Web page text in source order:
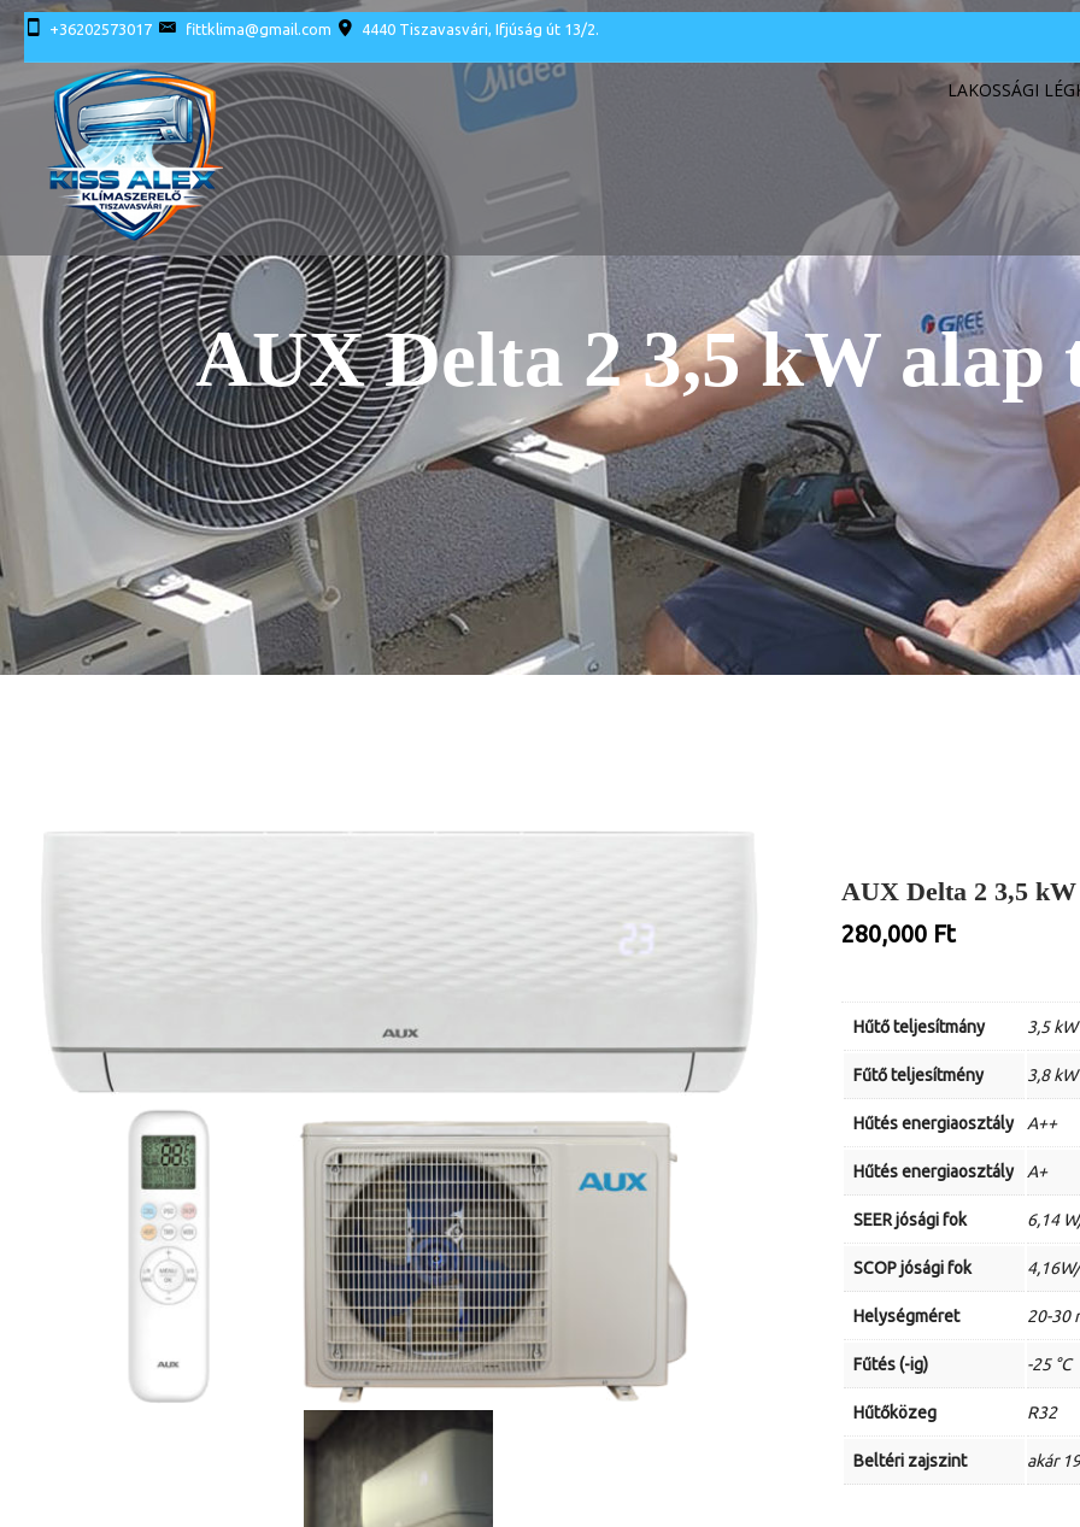
+36202573017 fittklima@gmail.com 4440 Tiszavasvári, Ifjúság út 13/2.
LAKOSSÁGI
AUX Delta 2 3,5 kW alap
AUX Delta 2 3,5
280,000 Ft
Hűtő teljesítmány 3,5 kW
Fűtő teljesítmény 3,8 kW
Hűtés energiaosztály A++
Hűtés energiaosztály A+
SEER jósági fok 6,14
SCOP jósági fok
Helységméret 20-30
Fűtés (-ig) -25 °C
Hűtőközeg R32
Beltéri zajszint akár